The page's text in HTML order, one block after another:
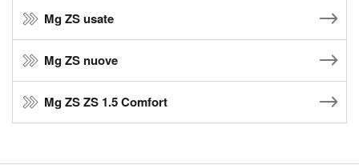
Mg ZS usate
Mg ZS nuove
Mg ZS ZS 1.5 Comfort